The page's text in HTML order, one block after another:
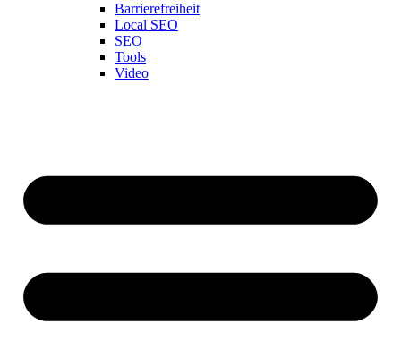
Barrierefreiheit
Local SEO
SEO
Tools
Video